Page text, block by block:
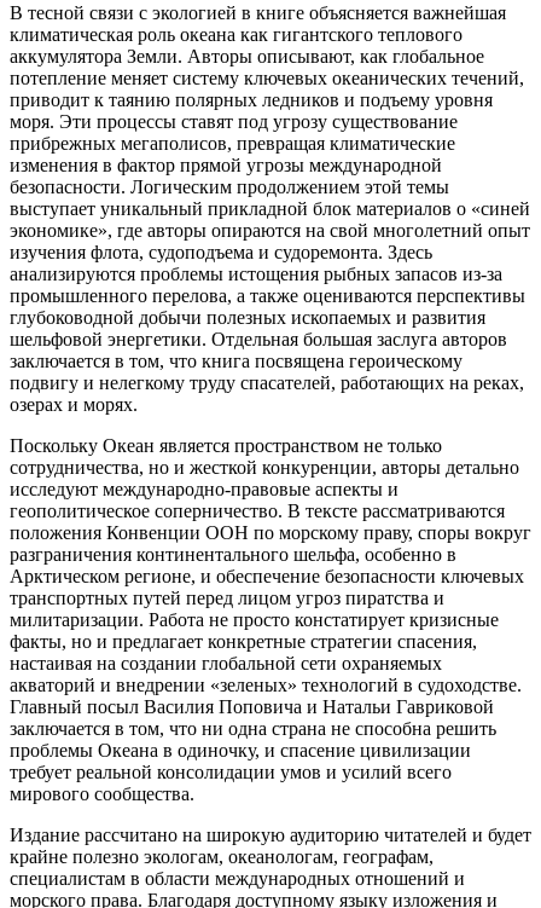
В тесной связи с экологией в книге объясняется важнейшая
климатическая роль океана как гигантского теплового
аккумулятора Земли. Авторы описывают, как глобальное
потепление меняет систему ключевых океанических течений,
приводит к таянию полярных ледников и подъему уровня
моря. Эти процессы ставят под угрозу существование
прибрежных мегаполисов, превращая климатические
изменения в фактор прямой угрозы международной
безопасности. Логическим продолжением этой темы
выступает уникальный прикладной блок материалов о «синей
экономике», где авторы опираются на свой многолетний опыт
изучения флота, судоподъема и судоремонта. Здесь
анализируются проблемы истощения рыбных запасов из-за
промышленного перелова, а также оцениваются перспективы
глубоководной добычи полезных ископаемых и развития
шельфовой энергетики. Отдельная большая заслуга авторов
заключается в том, что книга посвящена героическому
подвигу и нелегкому труду спасателей, работающих на реках,
озерах и морях.
Поскольку Океан является пространством не только
сотрудничества, но и жесткой конкуренции, авторы детально
исследуют международно-правовые аспекты и
геополитическое соперничество. В тексте рассматриваются
положения Конвенции ООН по морскому праву, споры вокруг
разграничения континентального шельфа, особенно в
Арктическом регионе, и обеспечение безопасности ключевых
транспортных путей перед лицом угроз пиратства и
милитаризации. Работа не просто констатирует кризисные
факты, но и предлагает конкретные стратегии спасения,
настаивая на создании глобальной сети охраняемых
акваторий и внедрении «зеленых» технологий в судоходстве.
Главный посыл Василия Поповича и Натальи Гавриковой
заключается в том, что ни одна страна не способна решить
проблемы Океана в одиночку, и спасение цивилизации
требует реальной консолидации умов и усилий всего
мирового сообщества.
Издание рассчитано на широкую аудиторию читателей и будет
крайне полезно экологам, океанологам, географам,
специалистам в области международных отношений и
морского права. Благодаря доступному языку изложения и